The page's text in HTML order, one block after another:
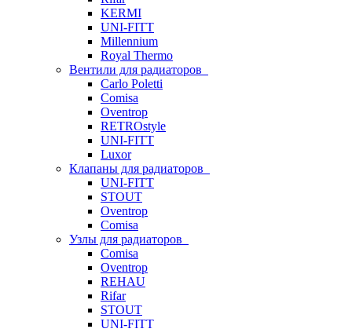
KERMI
UNI-FITT
Millennium
Royal Thermo
Вентили для радиаторов
Carlo Poletti
Comisa
Oventrop
RETROstyle
UNI-FITT
Luxor
Клапаны для радиаторов
UNI-FITT
STOUT
Oventrop
Comisa
Узлы для радиаторов
Comisa
Oventrop
REHAU
Rifar
STOUT
UNI-FITT